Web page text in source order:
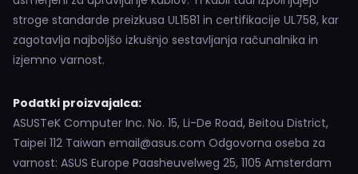
stroge standarde preizkusa UL1581 in certifikacije UL758, kar
zagotavlja najboljšo izkušnjo sestavljanja računalnika in
izjemno varnost.
Podatki proizvajalca:
ASUSTeK Computer Inc. No. 15, Li-De Road, Beitou District,
Taipei 112 Taiwan email@asus.com Odgovorna oseba za
varnost: ASUS Europe Paasheuvelweg 25, 1105 Amsterdam